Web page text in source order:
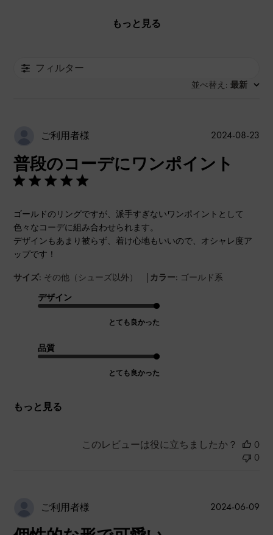
もっと見る
フィルター
並べ替え : 最新
ご利用者様
普段のコーデにワンポイント
ゴールドのリングですが、派手すぎないワンポイントとして
色々なコーデに組み合わせられます。
デザインもあまり被らず、着け心地もいいので、オシャレ度ア
ップです！
サイズ: その他（シューズ以外） | カラー: ゴールド系
デザイン
とても良かった
品質
とても良かった
もっと見る
公
2024-08-23
このレビューは役に立ちましたか？
0
0
ご利用者様
公
2024-06-09